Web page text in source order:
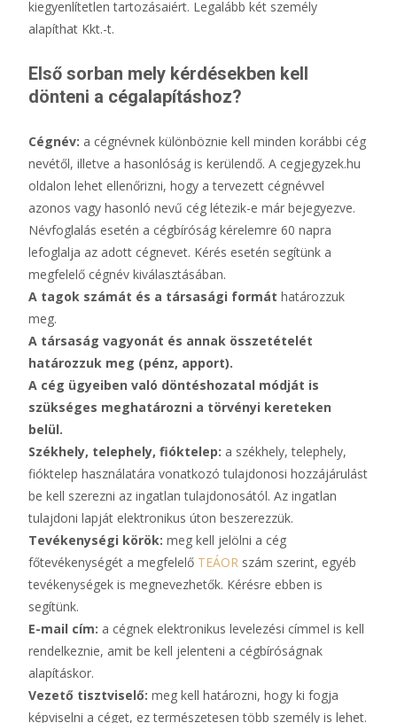
kiegyenlítetlen tartozásaiért. Legalább két személy
alapíthat Kkt.-t.
Első sorban mely kérdésekben kell
dönteni a cégalapításhoz?
Cégnév: a cégnévnek különböznie kell minden korábbi cég
nevétől, illetve a hasonlóság is kerülendő. A cegjegyzek.hu
oldalon lehet ellenőrizni, hogy a tervezett cégnévvel
azonos vagy hasonló nevű cég létezik-e már bejegyezve.
Névfoglalás esetén a cégbíróság kérelemre 60 napra
lefoglalja az adott cégnevet. Kérés esetén segítünk a
megfelelő cégnév kiválasztásában.
A tagok számát és a társasági formát határozzuk
meg.
A társaság vagyonát és annak összetételét
határozzuk meg (pénz, apport).
A cég ügyeiben való döntéshozatal módját is
szükséges meghatározni a törvényi kereteken
belül.
Székhely, telephely, fióktelep: a székhely, telephely,
fióktelep használatára vonatkozó tulajdonosi hozzájárulást
be kell szerezni az ingatlan tulajdonosától. Az ingatlan
tulajdoni lapját elektronikus úton beszerezzük.
Tevékenységi körök: meg kell jelölni a cég
főtevékenységét a megfelelő TEÁOR szám szerint, egyéb
tevékenységek is megnevezhetők. Kérésre ebben is
segítünk.
E-mail cím: a cégnek elektronikus levelezési címmel is kell
rendelkeznie, amit be kell jelenteni a cégbíróságnak
alapításkor.
Vezető tisztviselő: meg kell határozni, hogy ki fogja
képviselni a céget, ez természetesen több személy is lehet.